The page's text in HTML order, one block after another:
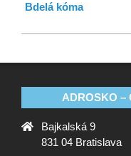
Bdelá kóma
ADROSKO –
Bajkalská 9
831 04 Bratislava